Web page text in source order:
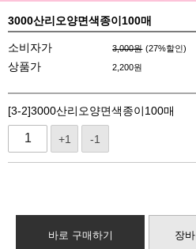
3000산리오양면색종이100매
소비자가 3,000원 (27%할인)
상품가 2,200원
[3-2]3000산리오양면색종이100매
+1 -1
바로 구매하기 장